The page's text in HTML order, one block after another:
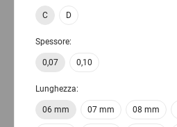
C D
Spessore:
0,07 0,10
Lunghezza:
06 mm 07 mm 08 mm